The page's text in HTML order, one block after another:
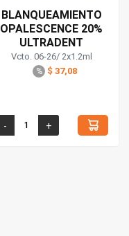
BLANQUEAMIENTO
OPALESCENCE 20%
ULTRADENT
Vcto. 06-26/ 2x1.2ml
% $ 37,08